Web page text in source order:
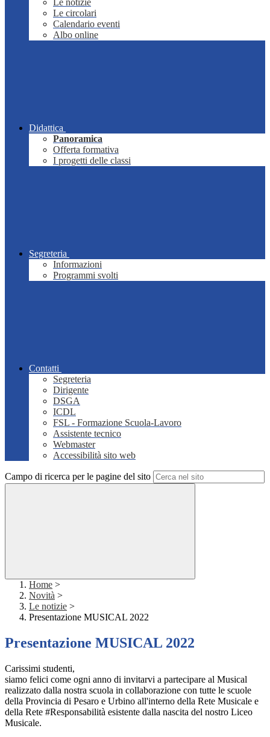
Le notizie
Le circolari
Calendario eventi
Albo online
Didattica
Panoramica
Offerta formativa
I progetti delle classi
Segreteria
Informazioni
Programmi svolti
Contatti
Segreteria
Dirigente
DSGA
ICDL
FSL - Formazione Scuola-Lavoro
Assistente tecnico
Webmaster
Accessibilità sito web
Campo di ricerca per le pagine del sito
Home >
Novità >
Le notizie >
Presentazione MUSICAL 2022
Presentazione MUSICAL 2022
Carissimi studenti,
siamo felici come ogni anno di invitarvi a partecipare al Musical
realizzato dalla nostra scuola in collaborazione con tutte le scuole
della Provincia di Pesaro e Urbino all'interno della Rete Musicale e
della Rete #Responsabilità esistente dalla nascita del nostro Liceo
Musicale.